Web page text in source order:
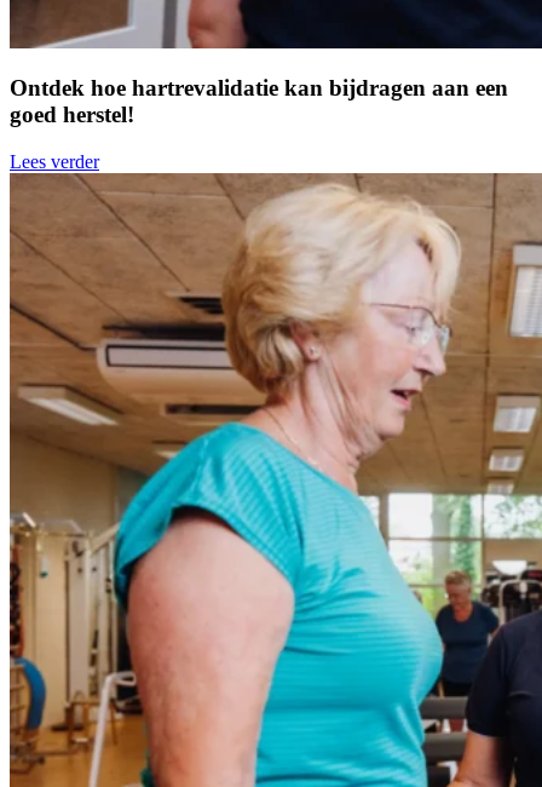
Ontdek hoe hartrevalidatie kan bijdragen aan een
goed herstel!
Lees verder